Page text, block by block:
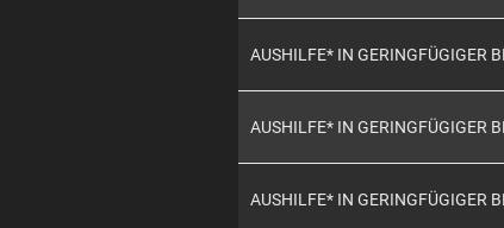
AUSHILFE* IN GERINGFÜGIGER
AUSHILFE* IN GERINGFÜGIGER
AUSHILFE* IN GERINGFÜGIGER